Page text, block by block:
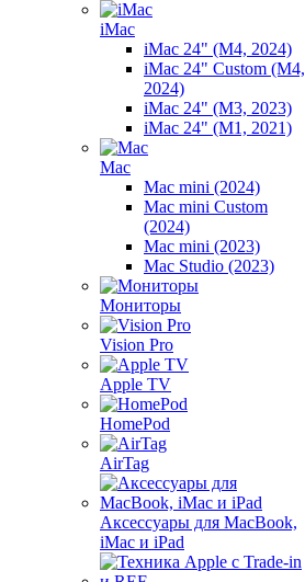
iMac
iMac 24" (M4, 2024)
iMac 24" Custom (M4,
2024)
iMac 24" (M3, 2023)
iMac 24" (M1, 2021)
Mac
Mac mini (2024)
Mac mini Custom
(2024)
Mac mini (2023)
Mac Studio (2023)
Мониторы
Vision Pro
Apple TV
HomePod
AirTag
Аксессуары для MacBook,
iMac и iPad